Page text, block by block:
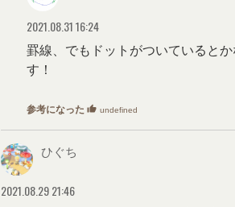
2021.08.31 16:24
罫線、でもドットがついていると
す！
参考になった thumb_up undefined
ひぐち
2021.08.29 21:46